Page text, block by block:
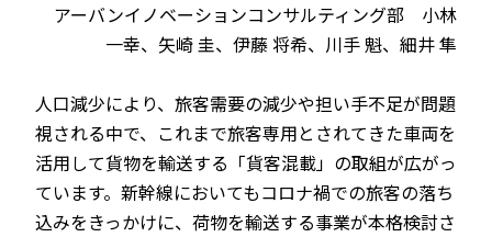
アーバンイノベーションコンサルティング部 小林
一幸、矢崎 圭、伊藤 将希、川手 魁、細井 隼
人口減少により、旅客需要の減少や担い手不足が問題
視される中で、これまで旅客専用とされてきた車両を
活用して貨物を輸送する「貨客混載」の取組が広がっ
ています。新幹線においてもコロナ禍での旅客の落ち
込みをきっかけに、荷物を輸送する事業が本格検討さ